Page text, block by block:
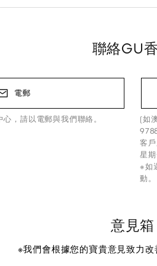
聯絡GU
電郵
，請以電郵與我們聯絡。
(如
客
星
※如
動。
意見箱
※我們會根據您的寶貴意見致力改